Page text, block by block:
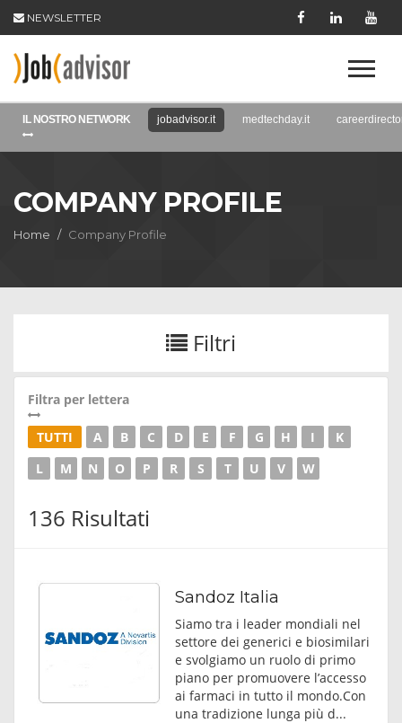
NEWSLETTER
IL NOSTRO NETWORK jobadvisor.it medtechday.it
COMPANY PROFILE
Home Company Profile
Filtri
Filtra per lettera
TUTTI A B C D E F G H I
K
L
M N O P R S T U V W
136 Risultati
Sandoz Italia
Siamo tra i leader mondiali nel
settore dei generici e biosimilari
e svolgiamo un ruolo di primo
piano per promuovere l’accesso
ai farmaci in tutto il mondo.Con
una tradizione lunga più d...